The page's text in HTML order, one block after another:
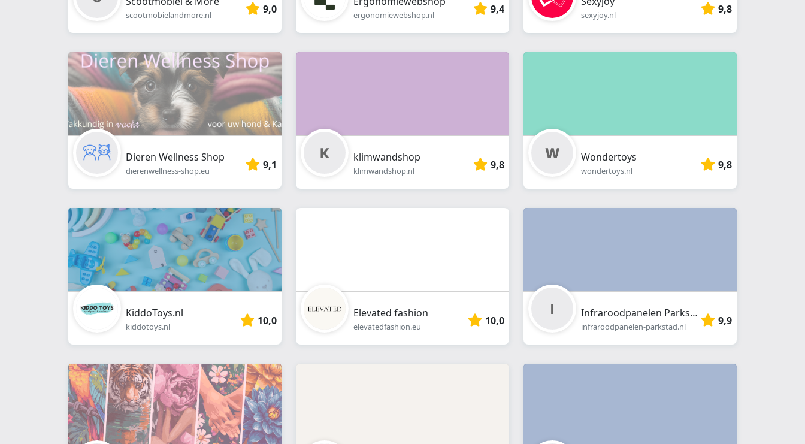
scootmobielandmore.nl 9,0 ergonomiewebshop.nl 9,4 sexyjoy.nl 9,8
Dieren Wellness Shop
dierenwellness-shop.eu 9,1
klimwandshop
klimwandshop.nl 9,8
Wondertoys
wondertoys.nl 9,8
KiddoToys.nl
kiddotoys.nl 10,0
Elevated fashion
elevatedfashion.eu 10,0
Infraroodpanelen Parkstad
infraroodpanelen-parkstad.nl 9,9